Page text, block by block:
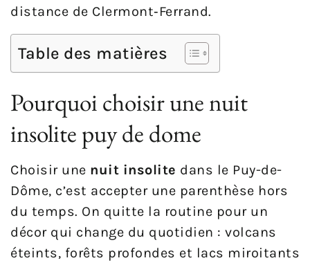
distance de Clermont‑Ferrand.
Table des matières
Pourquoi choisir une nuit
insolite puy de dome
Choisir une nuit insolite dans le Puy-de-
Dôme, c’est accepter une parenthèse hors
du temps. On quitte la routine pour un
décor qui change du quotidien : volcans
éteints, forêts profondes et lacs miroitants